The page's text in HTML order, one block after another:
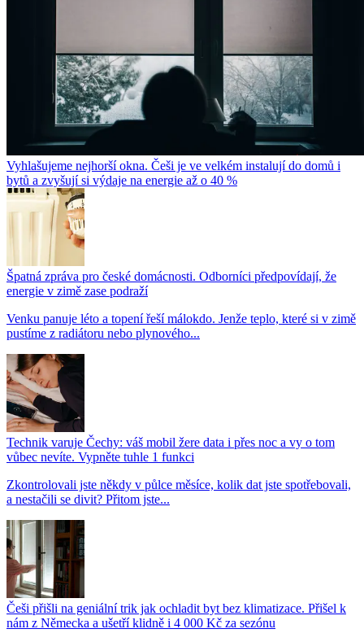
Vyhlašujeme nejhorší okna. Češi je ve velkém instalují do domů i
bytů a zvyšují si výdaje na energie až o 40 %
Špatná zpráva pro české domácnosti. Odborníci předpovídají, že
energie v zimě zase podraží
Venku panuje léto a topení řeší málokdo. Jenže teplo, které si v zimě
pustíme z radiátoru nebo plynového...
Technik varuje Čechy: váš mobil žere data i přes noc a vy o tom
vůbec nevíte. Vypněte tuhle 1 funkci
Zkontrolovali jste někdy v půlce měsíce, kolik dat jste spotřebovali,
a nestačili se divit? Přitom jste...
Češi přišli na geniální trik jak ochladit byt bez klimatizace. Přišel k
nám z Německa a ušetří klidně i 4 000 Kč za sezónu